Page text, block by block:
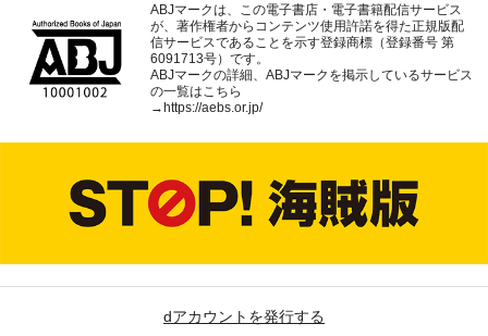
ABJマークは、この電子書店・電子書籍配信サービス
が、著作権者からコンテンツ使用許諾を得た正規版配
信サービスであることを示す登録商標（登録番号 第
6091713号）です。
ABJマークの詳細、ABJマークを掲示しているサービス
の一覧はこちら
→ https://aebs.or.jp/
dアカウントを発行する